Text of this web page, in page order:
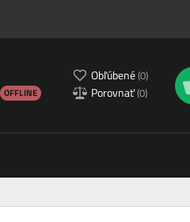
OFFLINE
Obľúbené(0)
Porovnať(0)